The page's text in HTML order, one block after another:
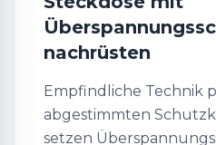
nachrüsten
Empfindliche Technik
abgestimmten
setzen